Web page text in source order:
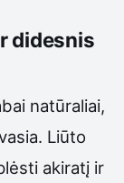
didesnis
natūraliai,
Liūto
akiratį ir